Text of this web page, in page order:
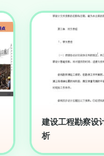
建设工程勘察设
析